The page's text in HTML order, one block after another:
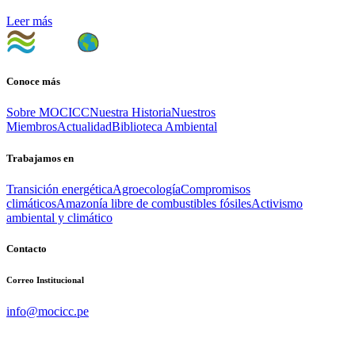
Leer más
Conoce más
Sobre MOCICCNuestra HistoriaNuestros
MiembrosActualidadBiblioteca Ambiental
Trabajamos en
Transición energéticaAgroecologíaCompromisos
climáticosAmazonía libre de combustibles fósilesActivismo
ambiental y climático
Contacto
Correo Institucional
info@mocicc.pe